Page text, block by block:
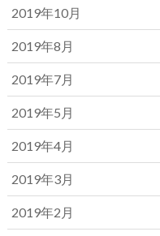
2019年10月
2019年8月
2019年7月
2019年5月
2019年4月
2019年3月
2019年2月